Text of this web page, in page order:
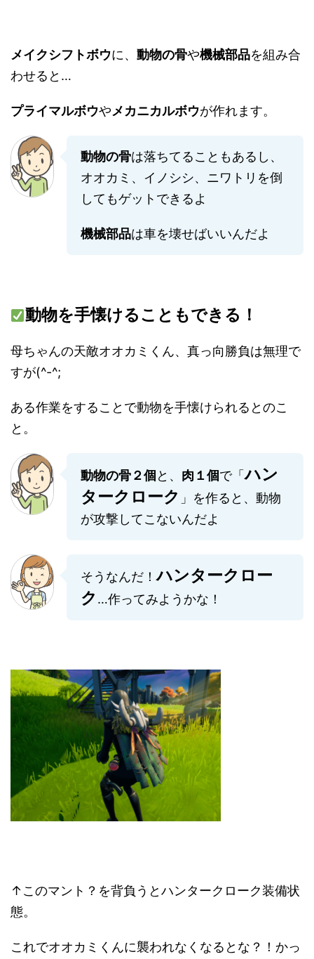
メイクシフトボウに、 動物の骨や機械部品を組み合
わせると…
プライマルボウやメカニカルボウが作れます。
動物の骨は落ちてることもあるし、
オオカミ、イノシシ、ニワトリを倒
してもゲットできるよ
機械部品は車を壊せばいいんだよ
動物を手懐けることもできる！
母ちゃんの天敵オオカミくん、真っ向勝負は無理で
すが(^-^;
ある作業をすることで動物を手懐けられるとのこ
と。
動物の骨２個 と、 肉１個で「ハン
タークローク 」を作ると、動物
が攻撃してこないんだよ
そうなんだ！ハンタークロー
ク …作ってみようかな！
↑このマント？を背負うとハンタークローク装備状
態。
これでオオカミくんに襲われなくなるとな？！かっ